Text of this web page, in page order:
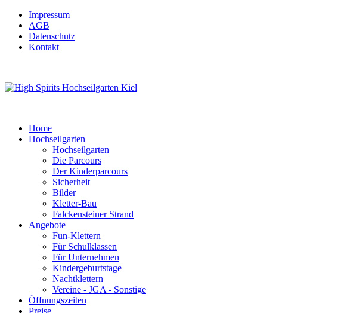
Impressum
AGB
Datenschutz
Kontakt
Home
Hochseilgarten
Hochseilgarten
Die Parcours
Der Kinderparcours
Sicherheit
Bilder
Kletter-Bau
Falckensteiner Strand
Angebote
Fun-Klettern
Für Schulklassen
Für Unternehmen
Kindergeburtstage
Nachtklettern
Vereine - JGA - Sonstige
Öffnungszeiten
Preise